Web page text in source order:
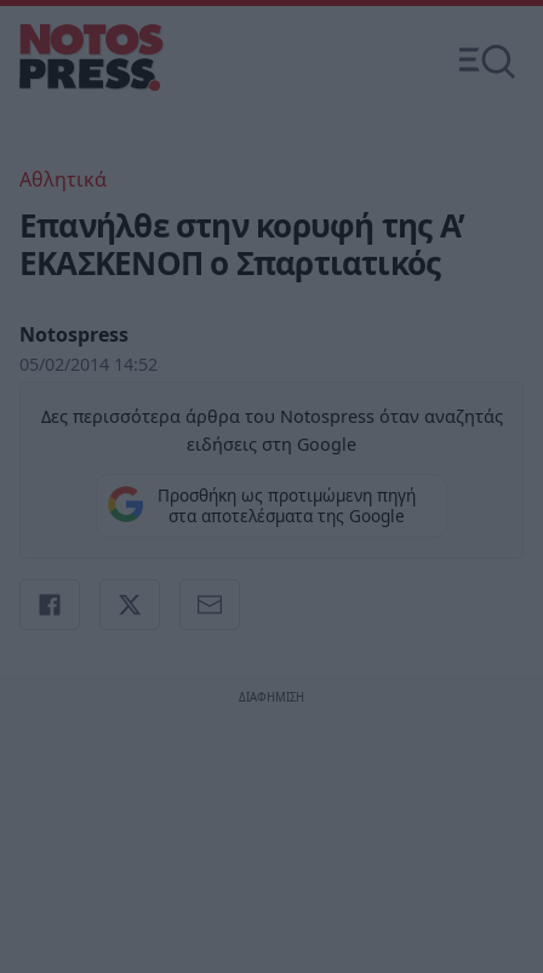
Αθλητικά
Επανήλθε στην κορυφή της Α’
ΕΚΑΣΚΕΝΟΠ ο Σπαρτιατικός
Notospress
05/02/2014 14:52
Δες περισσότερα άρθρα του Notospress όταν αναζητάς
ειδήσεις στη Google
Προσθήκη ως προτιμώμενη πηγή
στα αποτελέσματα της Google